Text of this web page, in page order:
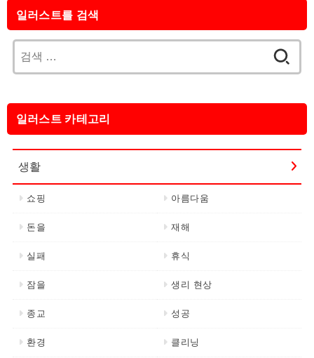
일러스트를 검색
색:
일러스트 카테고리
생활
쇼핑 아름다움
돈을 재해
실패 휴식
잠을 생리 현상
종교 성공
환경 클리닝